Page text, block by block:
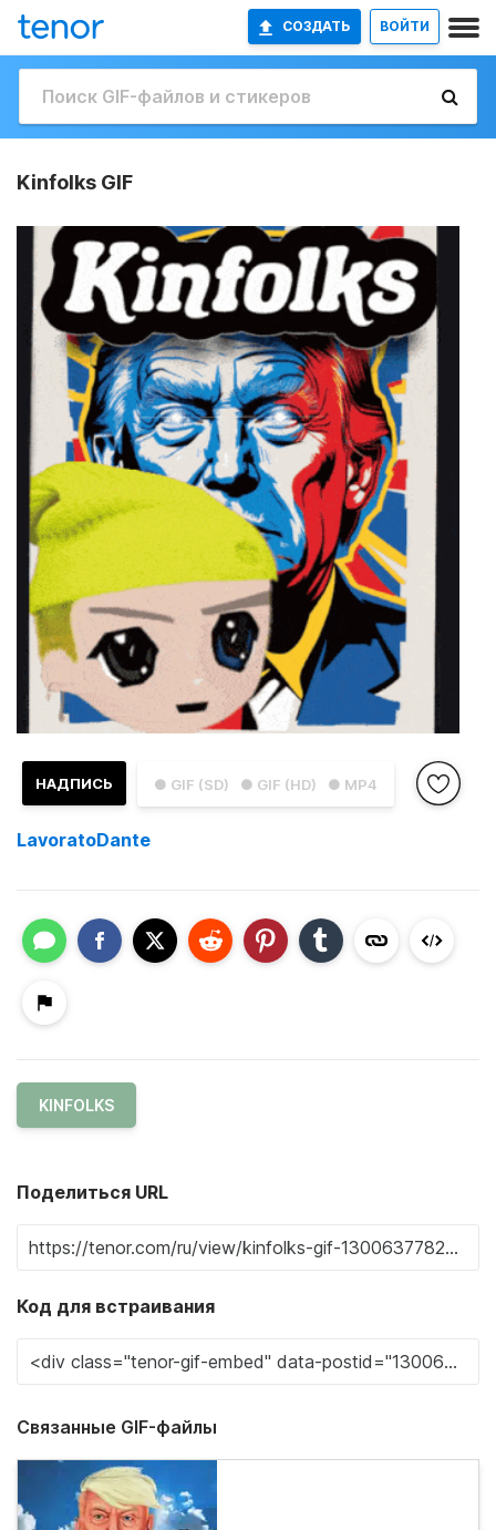
СОЗДАТЬ ВОЙТИ
Kinfolks GIF
● GIF (SD) ● GIF (HD) ● MP4
НАДПИСЬ
LavoratoDante
KINFOLKS
Поделиться URL
Код для встраивания
Связанные GIF-файлы